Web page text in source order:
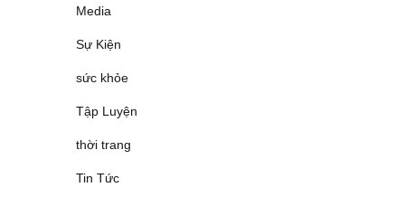
Media
Sự Kiện
sức khỏe
Tập Luyện
thời trang
Tin Tức